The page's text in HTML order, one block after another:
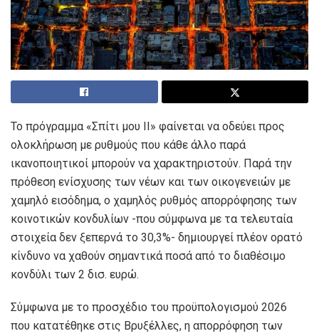
Το πρόγραμμα «Σπίτι μου ΙΙ» φαίνεται να οδεύει προς
ολοκλήρωση με ρυθμούς που κάθε άλλο παρά
ικανοποιητικοί μπορούν να χαρακτηριστούν. Παρά την
πρόθεση ενίσχυσης των νέων και των οικογενειών με
χαμηλό εισόδημα, ο χαμηλός ρυθμός απορρόφησης των
κοινοτικών κονδυλίων -που σύμφωνα με τα τελευταία
στοιχεία δεν ξεπερνά το 30,3%- δημιουργεί πλέον ορατό
κίνδυνο να χαθούν σημαντικά ποσά από το διαθέσιμο
κονδύλι των 2 δισ. ευρώ.
Σύμφωνα με το προσχέδιο του προϋπολογισμού 2026
που κατατέθηκε στις Βρυξέλλες, η απορρόφηση των